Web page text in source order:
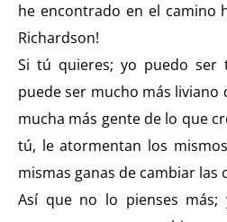
he encontrado en el camino
Richardson!
Si tú quieres; yo puedo ser
puede ser mucho más liviano
mucha más gente de lo que
tú, le atormentan los
mismas ganas de cambiar las
Así que no lo pienses más;